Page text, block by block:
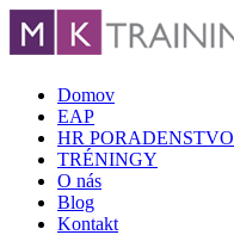
Domov
EAP
HR PORADENSTVO
TRÉNINGY
O nás
Blog
Kontakt